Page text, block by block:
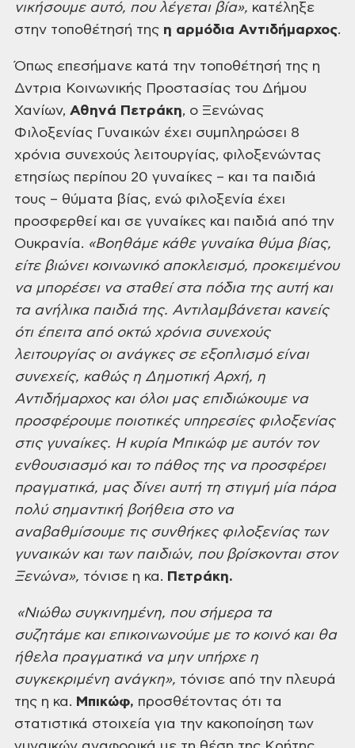
νικήσουμε αυτό, πουλέγεται βία», κατέληξε
στην τοποθέτησή της η αρμόδια Αντιδήμαρχος.
Όπως επεσήμανε κατά την τοποθέτησή της η
Δντρια Κοινωνικής Προστασίας του Δήμου
Χανίων, Αθηνά Πετράκη, ο Ξενώνας
Φιλοξενίας Γυναικών έχει συμπληρώσει 8
χρόνια συνεχούς λειτουργίας, φιλοξενώντας
ετησίως περίπου 20 γυναίκες – και τα παιδιά
τους – θύματα βίας, ενώ φιλοξενία έχει
προσφερθεί και σε γυναίκες και παιδιά από την
Ουκρανία. «Βοηθάμε κάθε γυναίκα θύμα βίας,
είτε βιώνει κοινωνικό αποκλεισμό, προκειμένου
να μπορέσει να σταθεί στα πόδια της αυτή και
τα ανήλικα παιδιά της. Αντιλαμβάνεται κανείς
ότι έπειτα από οκτώ χρόνια συνεχούς
λειτουργίας οιανάγκες σε εξοπλισμό είναι
συνεχείς, καθώς η Δημοτική Αρχή, η
Αντιδήμαρχος καιόλοι μας επιδιώκουμε να
προσφέρουμε ποιοτικές υπηρεσίες φιλοξενίας
στιςγυναίκες. Η κυρία Μπικώφ με αυτόν τον
ενθουσιασμό και το πάθος της να προσφέρει
πραγματικά, μας δίνει αυτή τη στιγμή μία πάρα
πολύ σημαντική βοήθεια στο να
αναβαθμίσουμετις συνθήκες φιλοξενίας των
γυναικών και των παιδιών, που βρίσκονται στον
Ξενώνα», τόνισε η κα. Πετράκη.
«Νιώθωσυγκινημένη, που σήμερα τα
συζητάμε και επικοινωνούμε με το κοινό και θα
ήθελαπραγματικά να μην υπήρχε η
συγκεκριμένη ανάγκη», τόνισε από την πλευρά
της η κα. Μπικώφ, προσθέτοντας ότι τα
στατιστικά στοιχεία για την κακοποίηση των